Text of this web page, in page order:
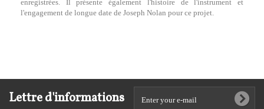
enregistrées. Il présente également l'histoire de l'instrument et
l'engagement de longue date de Joseph Nolan pour ce projet.
Lettre d'informations